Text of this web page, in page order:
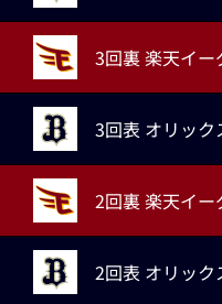
3回裏 楽天イ
3回表 オリック
2回裏 楽天イ
2回表 オリック